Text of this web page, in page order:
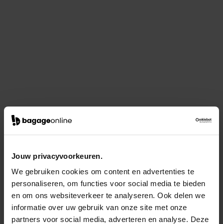
Jouw privacyvoorkeuren.
We gebruiken cookies om content en advertenties te
personaliseren, om functies voor social media te bieden
en om ons websiteverkeer te analyseren. Ook delen we
informatie over uw gebruik van onze site met onze
partners voor social media, adverteren en analyse. Deze